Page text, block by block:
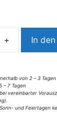
+ In
von 2 – 3 Tagen
– 7 Tagen
vereinbarter
und Feiertagen